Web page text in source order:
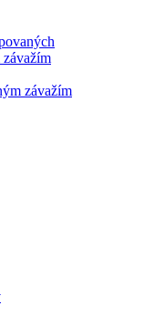
závažím
závažím